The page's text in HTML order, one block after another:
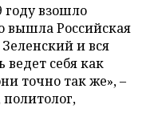
году взошло
вышла Российская
и вся
себя как
точно так же», –